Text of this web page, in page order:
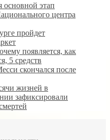
основной этап
центра
пройдет
появляется, как
5 средств
скончался после
жизней в
зафиксировали